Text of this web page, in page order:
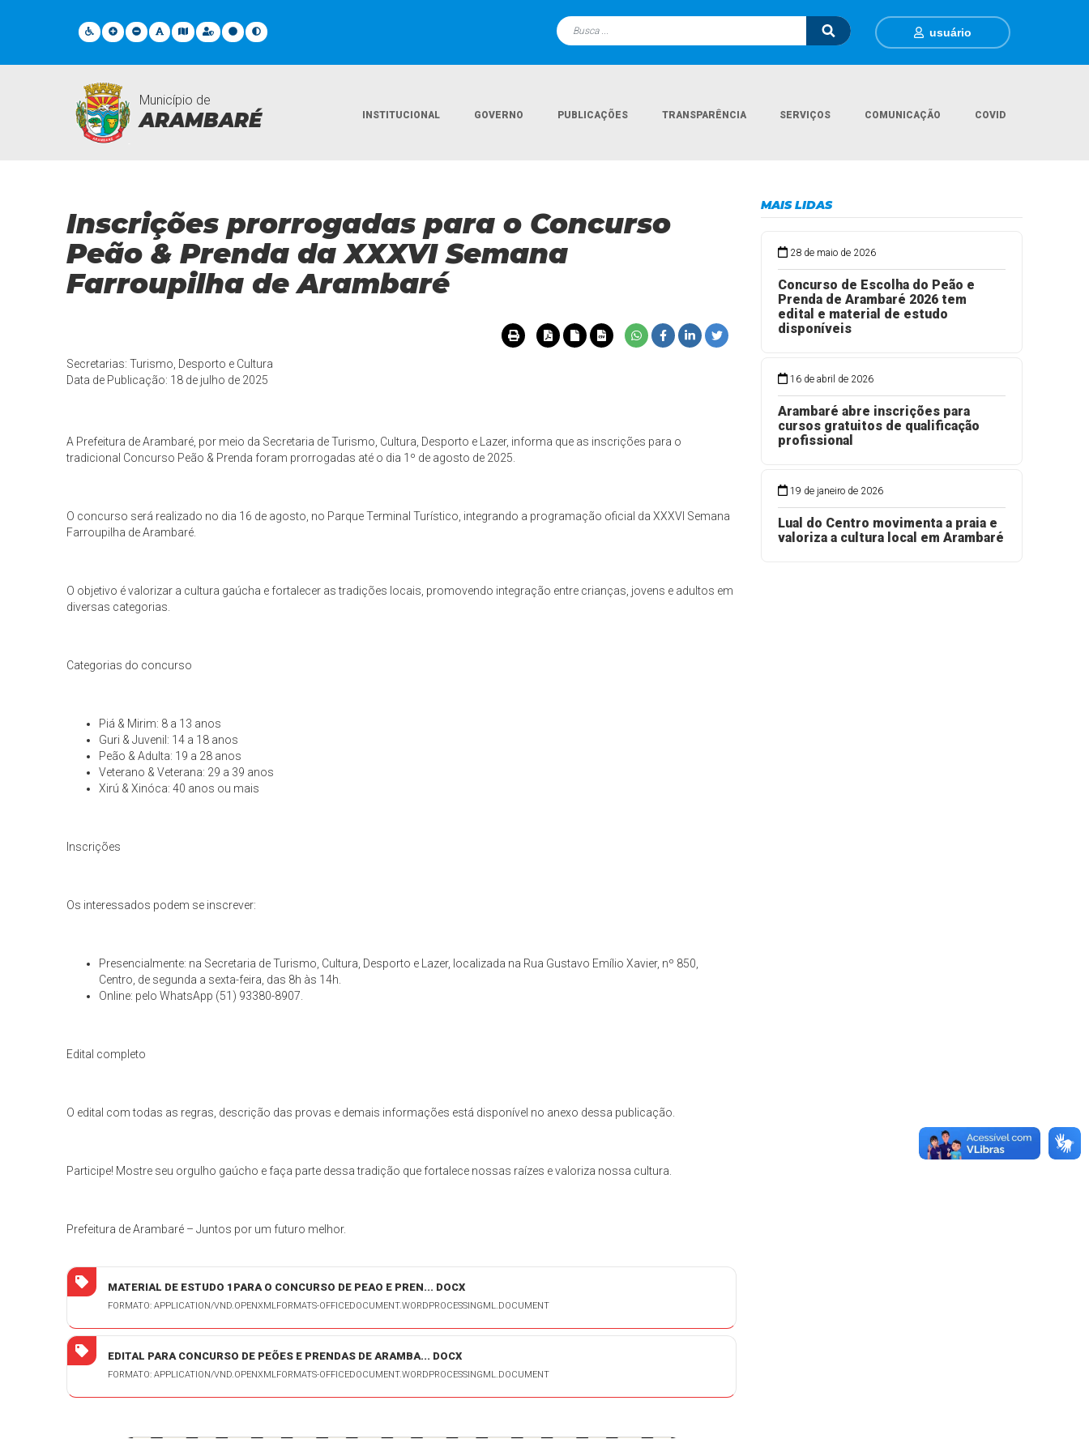
usuário
Município de
ARAMBARÉ INSTITUCIONAL GOVERNO PUBLICAÇÕES TRANSPARÊNCIA SERVIÇOS COMUNICAÇÃO COVID
Notícias
Inscrições prorrogadas para o Concurso
Peão & Prenda da XXXVI Semana
Farroupilha de Arambaré
Secretarias: Turismo, Desporto e Cultura
Data de Publicação: 18 de julho de 2025
A Prefeitura de Arambaré, por meio da Secretaria de Turismo, Cultura, Desporto e Lazer, informa que as inscrições para o
tradicional Concurso Peão & Prenda foram prorrogadas até o dia 1º de agosto de 2025.
O concurso será realizado no dia 16 de agosto, no Parque Terminal Turístico, integrando a programação oficial da XXXVI Semana
Farroupilha de Arambaré.
O objetivo é valorizar a cultura gaúcha e fortalecer as tradições locais, promovendo integração entre crianças, jovens e adultos em
diversas categorias.
Categorias do concurso
Piá & Mirim: 8 a 13 anos
Guri & Juvenil: 14 a 18 anos
Peão & Adulta: 19 a 28 anos
Veterano & Veterana: 29 a 39 anos
Xirú & Xinóca: 40 anos ou mais
Inscrições
Os interessados podem se inscrever:
Presencialmente: na Secretaria de Turismo, Cultura, Desporto e Lazer, localizada na Rua Gustavo Emílio Xavier, nº 850,
Centro, de segunda a sexta-feira, das 8h às 14h.
Online: pelo WhatsApp (51) 93380-8907.
Edital completo
O edital com todas as regras, descrição das provas e demais informações está disponível no anexo dessa publicação.
Participe! Mostre seu orgulho gaúcho e faça parte dessa tradição que fortalece nossas raízes e valoriza nossa cultura.
Prefeitura de Arambaré – Juntos por um futuro melhor.
MATERIAL DE ESTUDO 1PARA O CONCURSO DE PEAO E PREN... DOCX
FORMATO: APPLICATION/VND.OPENXMLFORMATS-OFFICEDOCUMENT.WORDPROCESSINGML.DOCUMENT
EDITAL PARA CONCURSO DE PEÕES E PRENDAS DE ARAMBA... DOCX
FORMATO: APPLICATION/VND.OPENXMLFORMATS-OFFICEDOCUMENT.WORDPROCESSINGML.DOCUMENT
MAIS LIDAS
28 de maio de 2026
Concurso de Escolha do Peão e
Prenda de Arambaré 2026 tem
edital e material de estudo
disponíveis
16 de abril de 2026
Arambaré abre inscrições para
cursos gratuitos de qualificação
profissional
19 de janeiro de 2026
Lual do Centro movimenta a praia e
valoriza a cultura local em Arambaré